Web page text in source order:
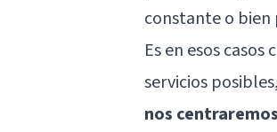
constante o
Es en esos
servicios
nos